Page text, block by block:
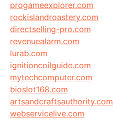
progameexplorer.com
rockislandroastery.com
directselling-pro.com
revenuealarm.com
lurab.com
ignitioncoilguide.com
mytechcomputer.com
bioslot168.com
artsandcraftsauthority.com
webservicelive.com